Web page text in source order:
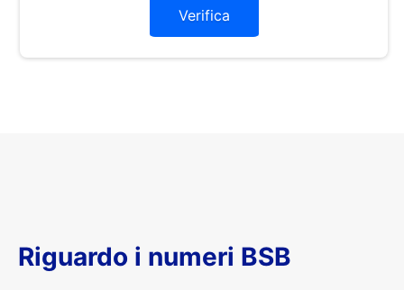
Verifica
Riguardo i numeri BSB